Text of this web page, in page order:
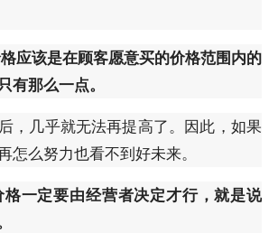
应该是在顾客愿意买的价格范围内的
有那么一点。
，几乎就无法再提高了。因此，如果
怎么努力也看不到好未来。
格一定要由经营者决定才行，就是说